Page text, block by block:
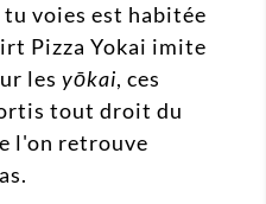
tu voies est habitée
Pizza Yokai imite
les yōkai, ces
tout droit du
l'on retrouve